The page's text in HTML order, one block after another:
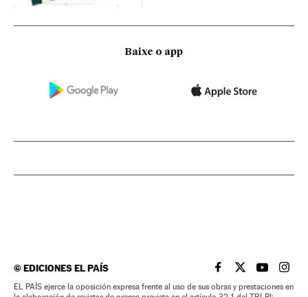
Baixe o app
©EDICIONES EL PAÍS EL PAÍS BRASIL EN
EL PAÍSEL PAÍS
EL
EL PAÍS ejerce la oposición expresa frente al uso de sus obras y prestaciones en